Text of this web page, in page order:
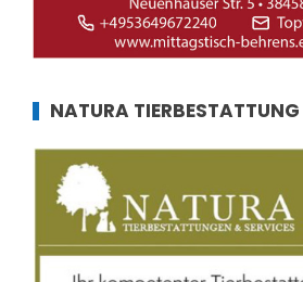
NATURA TIERBESTATTUNG